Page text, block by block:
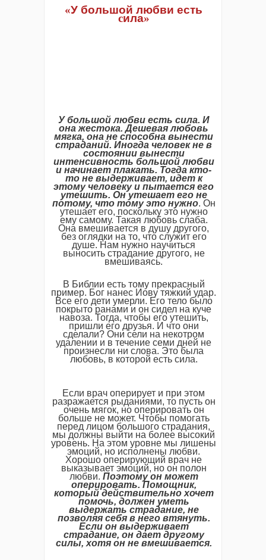
«У большой любви есть
cила»
У большой любви есть сила. И
она жестока. Дешевая любовь
мягка, она не способна вынести
страданий. Иногда человек не в
состоянии вынести
интенсивность большой любви
и начинает плакать. Тогда кто-
то не выдерживает, идет к
этому человеку и пытается его
утешить. Он утешает его не
потому, что тому это нужно. Он
утешает его, поскольку это нужно
ему самому. Такая любовь слаба.
Она вмешивается в душу другого,
без оглядки на то, что служит его
душе. Нам нужно научиться
выносить страдание другого, не
вмешиваясь.
В Библии есть тому прекрасный
пример. Бог нанес Иову тяжкий удар.
Все его дети умерли. Его тело было
покрыто ранами и он сидел на куче
навоза. Тогда, чтобы его утешить,
пришли его друзья. И что они
сделали? Они сели на некотром
удалении и в течение семи дней не
произнесли ни слова. Это была
любовь, в которой есть сила.
Если врач оперирует и при этом
разражается рыданиями, то пусть он
очень мягок, но оперировать он
больше не может. Чтобы помогать
перед лицом большого страдания,
мы должны выйти на более высокий
уровень. На этом уровне мы лишены
эмоций, но исполнены любви.
Хорошо оперирующий врач не
выказывает эмоций, но он полон
любви. Поэтому он может
оперировать. Помощник,
который действительно хочет
помочь, должен уметь
выдержать страдание, не
позволяя себя в него втянуть.
Если он выдерживает
страдание, он дает другому
силы, хотя он не вмешивается.